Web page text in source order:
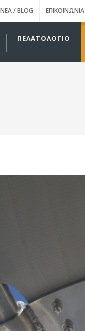
ΝΈΑ / BLOG ΕΠΙΚΟΙΝΩΝΊΑ
ΠΕΛΑΤΟΛΌΓΙΟ
.